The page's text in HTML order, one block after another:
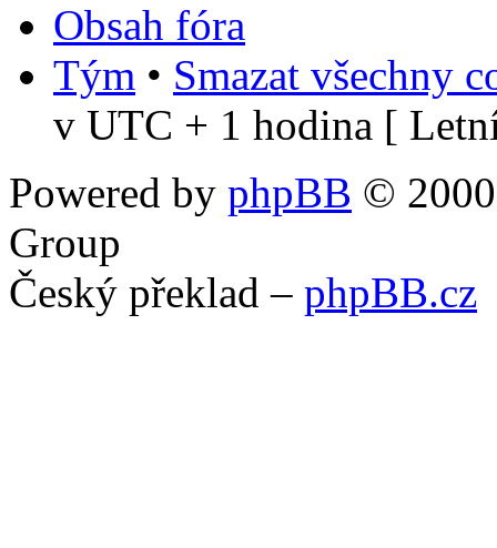
Obsah fóra
Tým • Smazat všechny
v UTC + 1 hodina [
Powered by phpBB ©
Group
Český překlad – phpBB.cz